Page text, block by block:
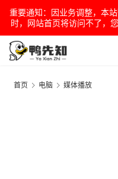
重要通知：因业务调整，本
时，网站首页将访问不了，
首页 电脑 媒体播放